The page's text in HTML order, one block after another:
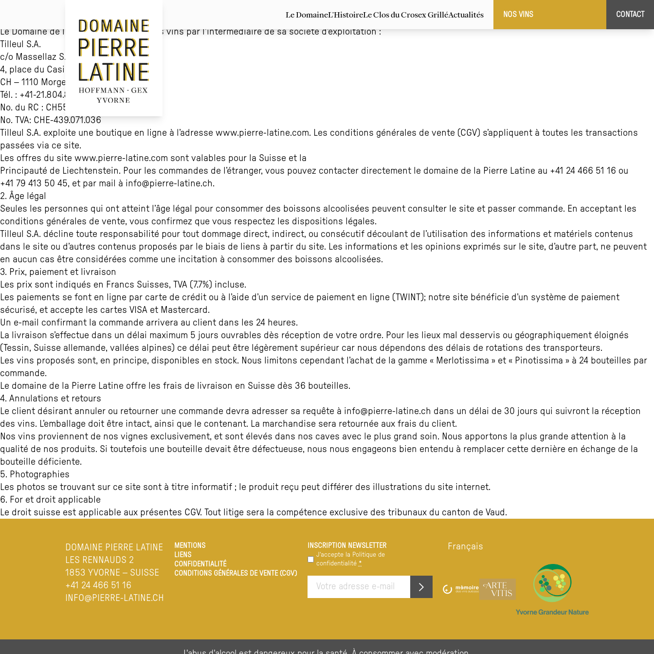
Le DomaineL’HistoireLe Clos du Crosex GrilléActualités NOS VINS CONTACT
1. Votre partenaire contractuel
Le Domaine de la Pierre Latine vend ses vins par l’intermédiaire de sa société d’exploitation :
Tilleul S.A.
c/o Massellaz S.A.
4, place du Casino
CH – 1110 Morges
Tél. : +41-21.804.85.80
No. du RC : CH55011746842
No. TVA: CHE-439.071.036
Tilleul S.A. exploite une boutique en ligne à l’adresse www.pierre-latine.com. Les conditions générales de vente (CGV) s’appliquent à toutes les transactions
passées via ce site.
Les offres du site www.pierre-latine.com sont valables pour la Suisse et la
Principauté de Liechtenstein. Pour les commandes de l’étranger, vous pouvez contacter directement le domaine de la Pierre Latine au +41 24 466 51 16 ou
+41 79 413 50 45, et par mail à info@pierre-latine.ch.
2. Âge légal
Seules les personnes qui ont atteint l’âge légal pour consommer des boissons alcoolisées peuvent consulter le site et passer commande. En acceptant les
conditions générales de vente, vous confirmez que vous respectez les dispositions légales.
Tilleul S.A. décline toute responsabilité pour tout dommage direct, indirect, ou consécutif découlant de l’utilisation des informations et matériels contenus
dans le site ou d’autres contenus proposés par le biais de liens à partir du site. Les informations et les opinions exprimés sur le site, d’autre part, ne peuvent
en aucun cas être considérées comme une incitation à consommer des boissons alcoolisées.
3. Prix, paiement et livraison
Les prix sont indiqués en Francs Suisses, TVA (7.7%) incluse.
Les paiements se font en ligne par carte de crédit ou à l’aide d’un service de paiement en ligne (TWINT); notre site bénéficie d’un système de paiement
sécurisé, et accepte les cartes VISA et Mastercard.
Un e-mail confirmant la commande arrivera au client dans les 24 heures.
La livraison s’effectue dans un délai maximum 5 jours ouvrables dès réception de votre ordre. Pour les lieux mal desservis ou géographiquement éloignés
(Tessin, Suisse allemande, vallées alpines) ce délai peut être légèrement supérieur car nous dépendons des délais de rotations des transporteurs.
Les vins proposés sont, en principe, disponibles en stock. Nous limitons cependant l’achat de la gamme « Merlotissima » et « Pinotissima » à 24 bouteilles par
commande.
Le domaine de la Pierre Latine offre les frais de livraison en Suisse dès 36 bouteilles.
4. Annulations et retours
Le client désirant annuler ou retourner une commande devra adresser sa requête à info@pierre-latine.ch dans un délai de 30 jours qui suivront la réception
des vins. L’emballage doit être intact, ainsi que le contenant. La marchandise sera retournée aux frais du client.
Nos vins proviennent de nos vignes exclusivement, et sont élevés dans nos caves avec le plus grand soin. Nous apportons la plus grande attention à la
qualité de nos produits. Si toutefois une bouteille devait être défectueuse, nous nous engageons bien entendu à remplacer cette dernière en échange de la
bouteille déficiente.
5. Photographies
Les photos se trouvant sur ce site sont à titre informatif ; le produit reçu peut différer des illustrations du site internet.
6. For et droit applicable
Le droit suisse est applicable aux présentes CGV. Tout litige sera la compétence exclusive des tribunaux du canton de Vaud.
DOMAINE PIERRE LATINE
LES RENNAUDS 2
1853 YVORNE – SUISSE
+41 24 466 51 16
INFO@PIERRE-LATINE.CH
MENTIONS
LIENS
CONFIDENTIALITÉ
CONDITIONS GÉNÉRALES DE VENTE (CGV)
INSCRIPTION NEWSLETTER
Confidentialité
J‘accepte la Politique de
confidentialité *
mail
*
Français